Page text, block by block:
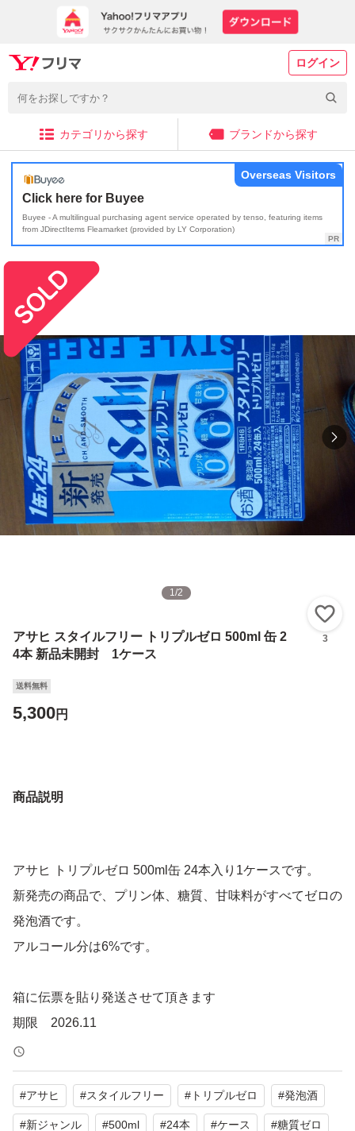
ログイン
カテゴリから探す ブランドから探す
Click here for Buyee
Buyee - A multilingual purchasing agent service operated by tenso, featuring items
from JDirectItems Fleamarket (provided by LY Corporation)
Overseas Visitors
1/2
アサヒ スタイルフリー トリプルゼロ 500ml 缶 2
4本 新品未開封 1ケース
3
送料無料
5,300円
商品説明
アサヒ トリプルゼロ 500ml缶 24本入り1ケースです。
新発売の商品で、プリン体、糖質、甘味料がすべてゼロの
発泡酒です。
アルコール分は6%です。
箱に伝票を貼り発送させて頂きます
期限 2026.11
ペットなし
喫煙者なし
#アサヒ #スタイルフリー # トリプルゼロ #発泡酒
#新ジャンル #500ml #24本 #ケース #糖質ゼロ